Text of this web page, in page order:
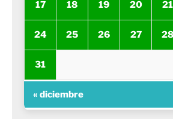
17 18 19 20 21
24 25 26 27 28
31
« diciembre